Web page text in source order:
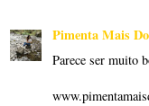
Pimenta Mais
Parece ser muito